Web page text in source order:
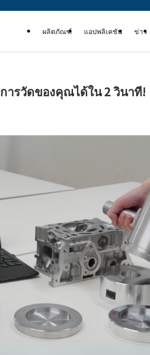
ผลิตภัณฑ์ แอปพลิเคชัน ข่าว
ารวัดของคุณได้ใน 2 วินาที!